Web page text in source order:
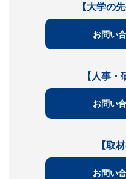
【大学の
お問い
【人事・
お問い
【取
お問い